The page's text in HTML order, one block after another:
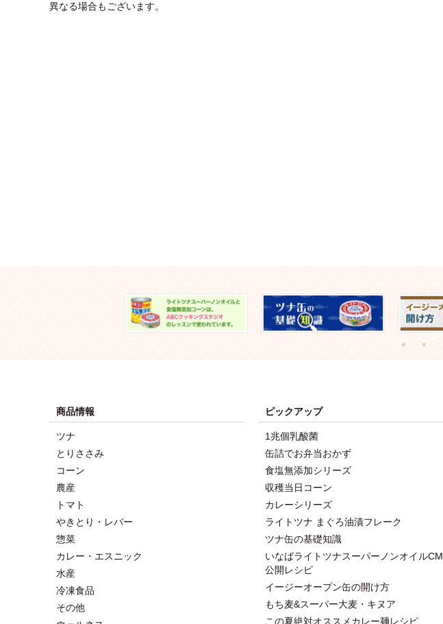
異なる場合もございます。
商品情報
ツナ
とりささみ
コーン
農産
トマト
やきとり・レバー
惣菜
カレー・エスニック
水産
冷凍食品
その他
ピックアップ
1兆個乳酸菌
缶詰でお弁当おかず
食塩無添加シリーズ
収穫当日コーン
カレーシリーズ
ライトツナ まぐろ油漬フレーク
ツナ缶の基礎知識
いなばライトツナスーパーノンオイルCM
公開レシピ
イージーオープン缶の開け方
もち麦&スーパー大麦・キヌア
この夏絶対オススメカレー麺レシピ